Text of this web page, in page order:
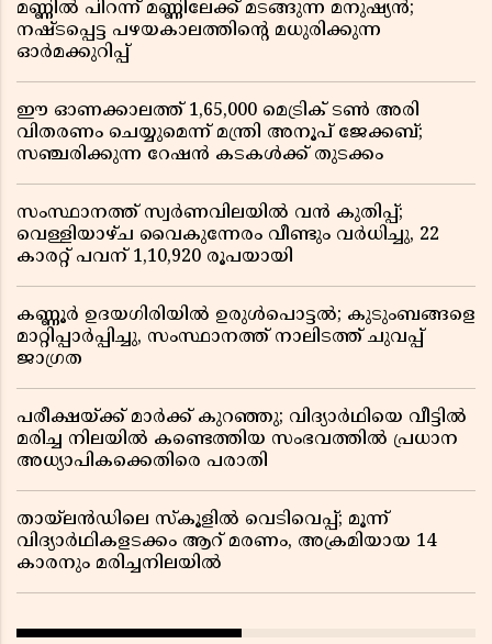
മണ്ണിൽ പിറന്ന് മണ്ണിലേക്ക് മടങ്ങുന്ന മനുഷ്യൻ;
നഷ്ടപ്പെട്ട പഴയകാലത്തിൻ്റെ മധുരിക്കുന്ന
ഓർമക്കുറിപ്പ്
ഈ ഓണക്കാലത്ത് 1,65,000 മെട്രിക് ടൺ അരി
വിതരണം ചെയ്യുമെന്ന് മന്ത്രി അനൂപ് ജേക്കബ്;
സഞ്ചരിക്കുന്ന റേഷൻ കടകൾക്ക് തുടക്കം
സംസ്ഥാനത്ത് സ്വർണവിലയിൽ വൻ കുതിപ്പ്;
വെള്ളിയാഴ്ച വൈകുന്നേരം വീണ്ടും വർധിച്ചു, 22
കാരറ്റ് പവന് 1,10,920 രൂപയായി
കണ്ണൂർ ഉദയഗിരിയിൽ ഉരുൾപൊട്ടൽ; കുടുംബങ്ങളെ
മാറ്റിപ്പാർപ്പിച്ചു, സംസ്ഥാനത്ത് നാലിടത്ത് ചുവപ്പ്
ജാഗ്രത
പരീക്ഷയ്ക്ക് മാർക്ക് കുറഞ്ഞു; വിദ്യാർഥിയെ വീട്ടിൽ
മരിച്ച നിലയിൽ കണ്ടെത്തിയ സംഭവത്തിൽ പ്രധാന
അധ്യാപികക്കെതിരെ പരാതി
തായ്‌ലൻഡിലെ സ്‌കൂളിൽ വെടിവെപ്പ്; മൂന്ന്
വിദ്യാർഥികളടക്കം ആറ് മരണം, അക്രമിയായ 14
കാരനും മരിച്ചനിലയിൽ